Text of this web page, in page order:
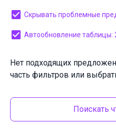
Скрывать проблемные
Автообновление таблицы:
Нет подходящих
часть фильтров или
Поискать